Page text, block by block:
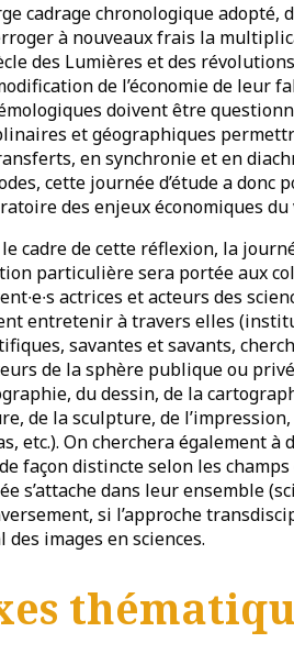
cadrage chronologique adopté,
à nouveaux frais la
des Lumières et des
de l’économie de leur
doivent être
et géographiques
en synchronie et en
cette journée d’étude a
des enjeux économiques du
cadre de cette réflexion, la
particulière sera portée aux
actrices et acteurs des
entretenir à travers elles
savantes et savants,
de la sphère publique ou
du dessin, de la
de la sculpture, de
etc.). On cherchera également
façon distincte selon les
s’attache dans leur ensemble
si l’approche
des images en sciences.